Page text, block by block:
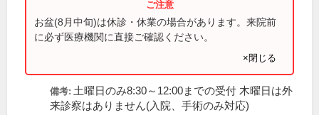
お盆(8月中旬)は休診・休業の場合があります。来院前
に必ず医療機関に直接ご確認ください。
×閉じる
備考: 土曜日のみ8:30～12:00までの受付 木曜日は外
来診察はありません(入院、手術のみ対応)